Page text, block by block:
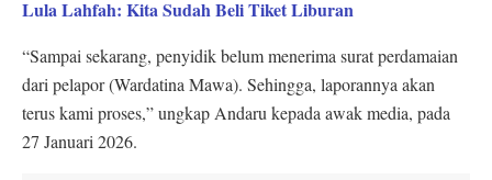
Lula Lahfah: Kita Sudah Beli Tiket Liburan
“Sampai sekarang, penyidik belum menerima surat perdamaian
dari pelapor (Wardatina Mawa). Sehingga, laporannya akan
terus kami proses,” ungkap Andaru kepada awak media, pada
27 Januari 2026.